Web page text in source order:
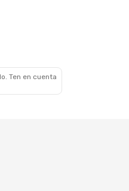
Ten en cuenta